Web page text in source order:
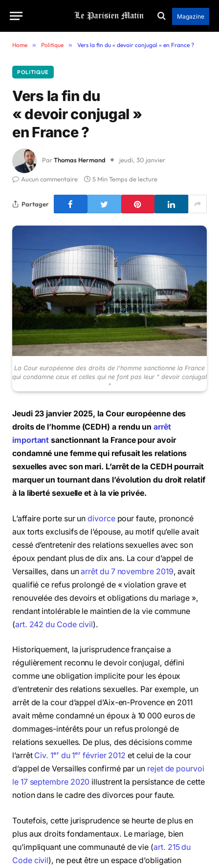
Magazine
Home » Politique » Vers la fin du « devoir conjugal » en France ?
POLITIQUE
Vers la fin du
« devoir conjugal »
en France ?
ParThomas Hermand jeudi, 30 janvier
Aucun commentaire 5 Min Temps de lecture
Partager
La Cour européenne des droits de l'homme sanctionne la France
qui condamne ceux et celles qui ne font pas leur " devoir conjugal
"
Jeudi 23 janvier 2025, la Cour européenne des
droits de l’homme (CEDH) a rendu unarrêt
important sanctionnant la France pour avoir
condamné une femme qui refusait les relations
sexuelles avec son mari. L’arrêt de la CEDH pourrait
marquer un tournant dans l’évolution du droit relatif
à la liberté sexuelle et à la vie privée.
L’affaire porte sur undivorcepour faute, prononcé
aux torts exclusifs de l’épouse, au motif qu’elle avait
cessé d’entretenir des relations sexuelles avec son
époux pendant plus de dix ans. La cour d’appel de
Versailles, dans unarrêt du 7 novembre 2019, avait
qualifié ce refus prolongé de « violation grave et
renouvelée des devoirs et obligations du mariage »,
rendant intolérable le maintien de la vie commune
(art. 242 du Code civil).
Historiquement, la jurisprudence française a
régulièrement reconnu le devoir conjugal, défini
comme une obligation implicite pour les époux
d’entretenir des relations sexuelles. Par exemple, un
arrêt de la cour d’appel d’Aix-en-Provence en 2011
avait même condamné un époux à 10 000 euros de
dommages-intérêts pour un refus prolongé de
relations sexuelles. De plus, des décisions comme
l’arrêt Civ. 1ᵉʳ du 1ᵉʳ février 2012 et celui de la cour
d’appel de Versailles confirmé par un rejet de pourvoi
le 17 septembre 2020 illustrent la persistance de cette
notion dans le cadre des divorces pour faute.
Toutefois, cette jurisprudence se heurte de plus en
plus aux droits fondamentaux. Le mariage, bien
qu’impliquant une communauté de vie (art. 215 du
Code civil), ne peut être un espace d’obligation